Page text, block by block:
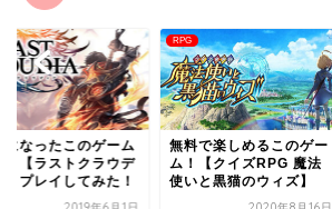
で楽しめるこのゲー
【クイズRPG 魔法
と黒猫のウィズ】
RPG
夢中になったこのゲーム
アプリ【ユニゾンリー
グ】プレイ動画つき